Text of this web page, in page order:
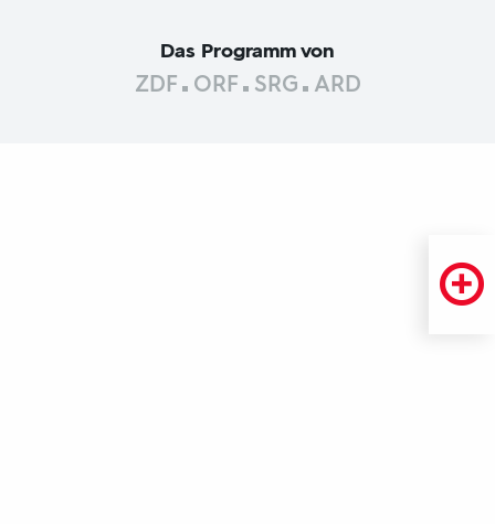
Das Programm von
ZDF ORF SRG ARD